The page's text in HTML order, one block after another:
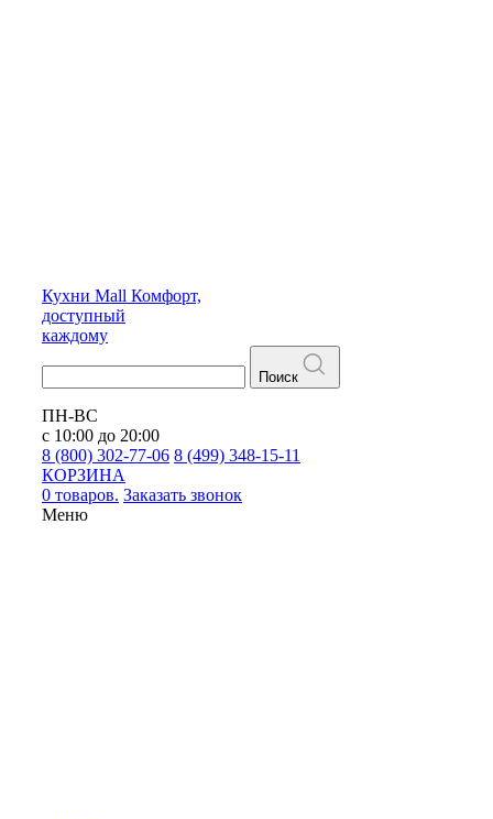
Кухни Mall Комфорт,
доступный
каждому
Поиск
ПН-ВС
с 10:00 до 20:00
8 (800) 302-77-06 8 (499) 348-15-11
КОРЗИНА
0 товаров. Заказать звонок
Меню